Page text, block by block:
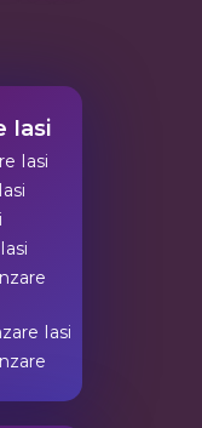
Iasi
Iasi
Iasi